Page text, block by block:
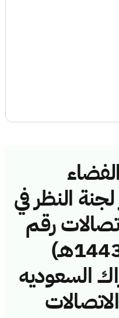
لجنة النظر في
رقم
(4374363/ق/1443هـ)
السعوديه